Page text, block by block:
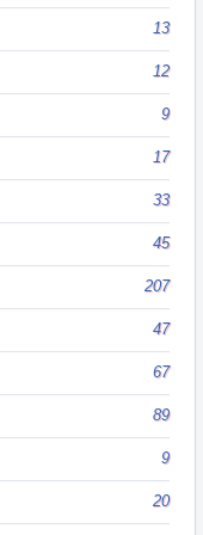
13
12
9
17
33
45
207
47
67
89
9
20